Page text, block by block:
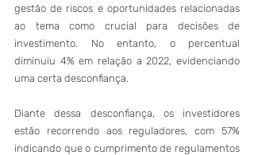
gestão de riscos e oportunidades relacionadas
ao tema como crucial para decisões de
investimento. No entanto, o percentual
diminuiu 4% em relação a 2022, evidenciando
uma certa desconfiança.
Diante dessa desconfiança, os investidores
estão recorrendo aos reguladores, com 57%
indicando que o cumprimento de regulamentos